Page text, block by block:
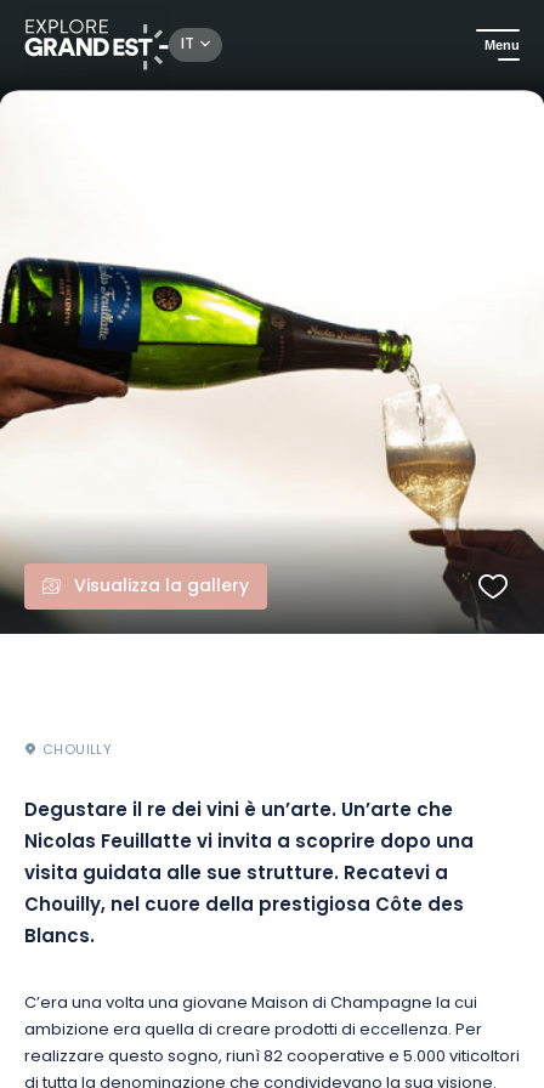
IT Menu
Gastronomia ed enoturismo Prova il piacere dello champagne di Nicolas Feuillatte a Chouilly
Visualizza la gallery
CHOUILLY
Degustare il re dei vini è un’arte. Un’arte che
Nicolas Feuillatte vi invita a scoprire dopo una
visita guidata alle sue strutture. Recatevi a
Chouilly, nel cuore della prestigiosa Côte des
Blancs.
C’era una volta una giovane Maison di Champagne la cui
ambizione era quella di creare prodotti di eccellenza. Per
realizzare questo sogno, riunì 82 cooperative e 5.000 viticoltori